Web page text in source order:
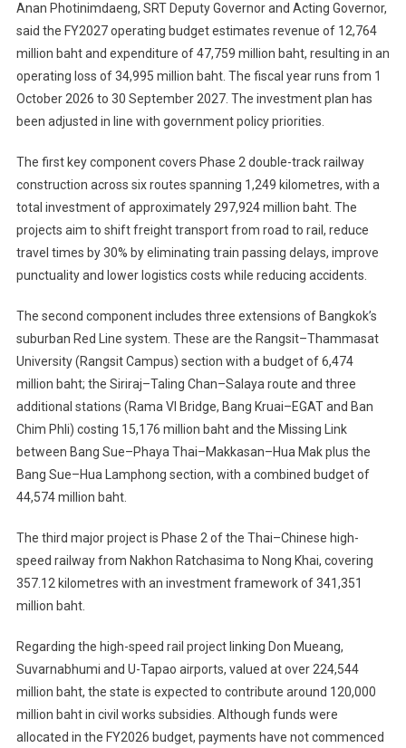
Anan Photinimdaeng, SRT Deputy Governor and Acting Governor,
said the FY2027 operating budget estimates revenue of 12,764
million baht and expenditure of 47,759 million baht, resulting in an
operating loss of 34,995 million baht. The fiscal year runs from 1
October 2026 to 30 September 2027. The investment plan has
been adjusted in line with government policy priorities.
The first key component covers Phase 2 double-track railway
construction across six routes spanning 1,249 kilometres, with a
total investment of approximately 297,924 million baht. The
projects aim to shift freight transport from road to rail, reduce
travel times by 30% by eliminating train passing delays, improve
punctuality and lower logistics costs while reducing accidents.
The second component includes three extensions of Bangkok’s
suburban Red Line system. These are the Rangsit–Thammasat
University (Rangsit Campus) section with a budget of 6,474
million baht; the Siriraj–Taling Chan–Salaya route and three
additional stations (Rama VI Bridge, Bang Kruai–EGAT and Ban
Chim Phli) costing 15,176 million baht and the Missing Link
between Bang Sue–Phaya Thai–Makkasan–Hua Mak plus the
Bang Sue–Hua Lamphong section, with a combined budget of
44,574 million baht.
The third major project is Phase 2 of the Thai–Chinese high-
speed railway from Nakhon Ratchasima to Nong Khai, covering
357.12 kilometres with an investment framework of 341,351
million baht.
Regarding the high-speed rail project linking Don Mueang,
Suvarnabhumi and U-Tapao airports, valued at over 224,544
million baht, the state is expected to contribute around 120,000
million baht in civil works subsidies. Although funds were
allocated in the FY2026 budget, payments have not commenced